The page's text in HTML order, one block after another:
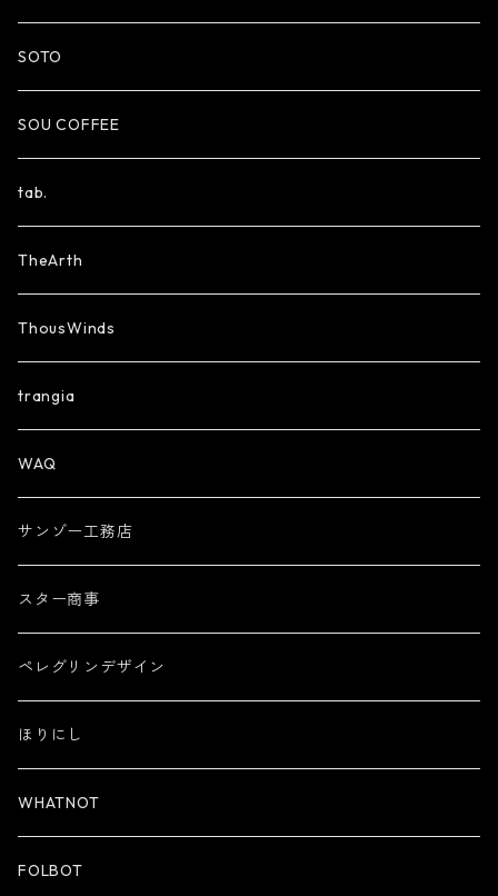
SOTO
SOU COFFEE
tab.
TheArth
ThousWinds
trangia
WAQ
サンゾー工務店
スター商事
ペレグリンデザイン
ほりにし
WHATNOT
FOLBOT